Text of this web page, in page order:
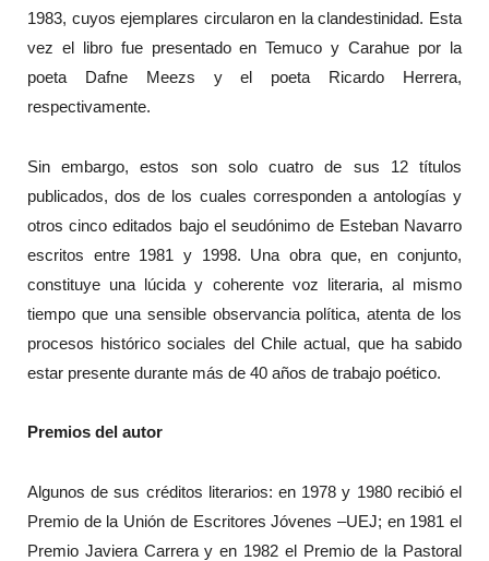
1983, cuyos ejemplares circularon en la clandestinidad. Esta
vez el libro fue presentado en Temuco y Carahue por la
poeta Dafne Meezs y el poeta Ricardo Herrera,
respectivamente.
Sin embargo, estos son solo cuatro de sus 12 títulos
publicados, dos de los cuales corresponden a antologías y
otros cinco editados bajo el seudónimo de Esteban Navarro
escritos entre 1981 y 1998. Una obra que, en conjunto,
constituye una lúcida y coherente voz literaria, al mismo
tiempo que una sensible observancia política, atenta de los
procesos histórico sociales del Chile actual, que ha sabido
estar presente durante más de 40 años de trabajo poético.
Premios del autor
Algunos de sus créditos literarios: en 1978 y 1980 recibió el
Premio de la Unión de Escritores Jóvenes –UEJ; en 1981 el
Premio Javiera Carrera y en 1982 el Premio de la Pastoral